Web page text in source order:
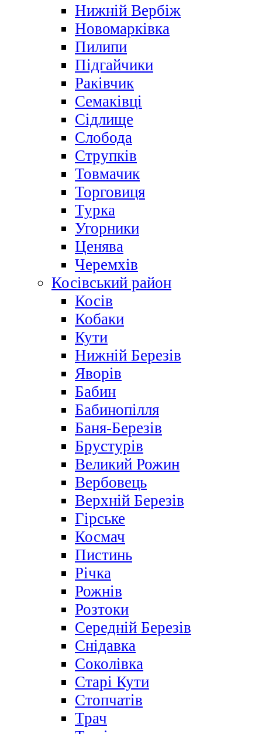
Нижній Вербіж
Новомарківка
Пилипи
Підгайчики
Раківчик
Семаківці
Сідлище
Слобода
Струпків
Товмачик
Торговиця
Турка
Угорники
Ценява
Черемхів
Косівський район
Косів
Кобаки
Кути
Нижній Березів
Яворів
Бабин
Бабинопілля
Баня-Березів
Брустурів
Великий Рожин
Вербовець
Верхній Березів
Гірське
Космач
Пистинь
Річка
Рожнів
Розтоки
Середній Березів
Снідавка
Соколівка
Старі Кути
Стопчатів
Трач